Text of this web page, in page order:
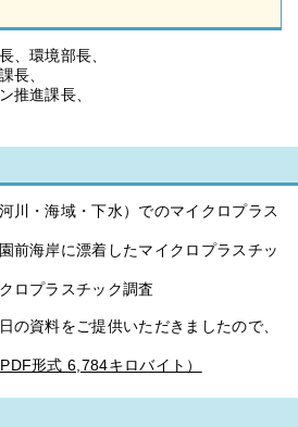
、環境部長、
長、
推進課長、
川・海域・下水）でのマイクロプラス
前海岸に漂着したマイクロプラスチッ
ロプラスチック調査
の資料をご提供いただきましたので、
形式 6,784キロバイト）